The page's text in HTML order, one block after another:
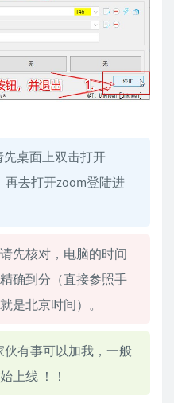
先桌面上双击打开
再去打开zoom登陆进
先核对，电脑的时间
确到分（直接参照手
是北京时间）。
伙有事可以加我，一般
上线 ！！